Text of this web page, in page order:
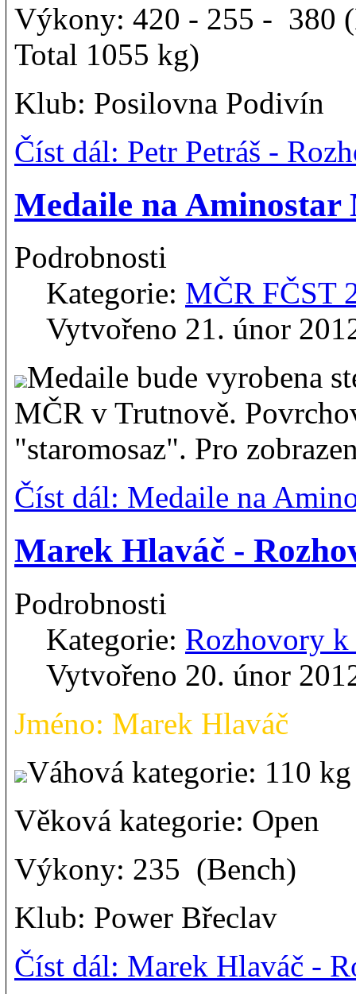
Výkony: 420 - 255 - 380
Total 1055 kg)
Klub: Posilovna Podivín
Číst dál: Petr Petráš -
Medaile na Aminostar
Podrobnosti
Kategorie: MČR FČST
Vytvořeno 21. únor
Medaile bude vyrobena
MČR v Trutnově.
"staromosaz". Pro
Číst dál: Medaile na
Marek Hlaváč -
Podrobnosti
Kategorie: Rozhovory
Vytvořeno 20. únor
Jméno: Marek Hlaváč
Váhová kategorie: 110
Věková kategorie: Open
Výkony: 235 (Bench)
Klub: Power Břeclav
Číst dál: Marek Hlaváč -